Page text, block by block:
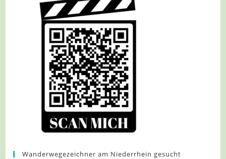
Wanderwegezeichner am Niederrhein gesucht